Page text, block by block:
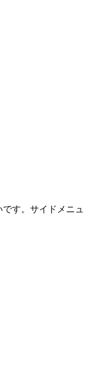
す。サイドメニュ